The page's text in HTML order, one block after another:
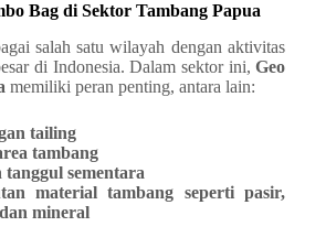
Bag di Sektor Tambang Papua
salah satu wilayah dengan aktivitas
di Indonesia. Dalam sektor ini,Geo
memiliki peran penting, antara lain:
tailing
tambang
tanggul sementara
material tambang seperti pasir,
mineral